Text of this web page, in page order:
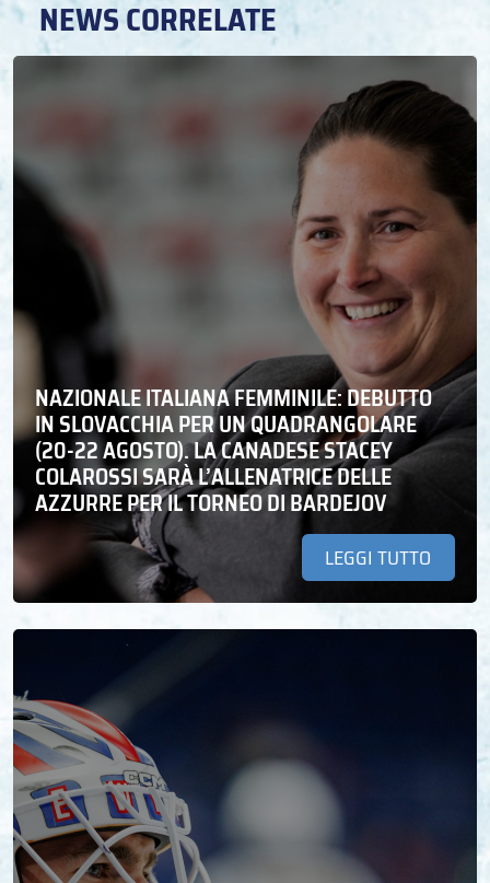
NEWS CORRELATE
NAZIONALE ITALIANA FEMMINILE: DEBUTTO
IN SLOVACCHIA PER UN QUADRANGOLARE
(20-22 AGOSTO). LA CANADESE STACEY
COLAROSSI SARÀ L’ALLENATRICE DELLE
AZZURRE PER IL TORNEO DI BARDEJOV
LEGGI TUTTO